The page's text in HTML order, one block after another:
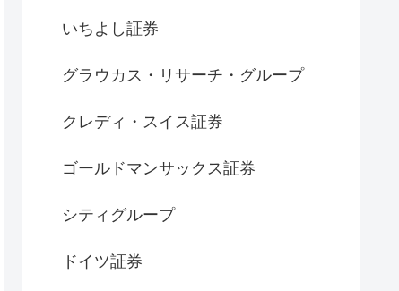
いちよし証券
グラウカス・リサーチ・グループ
クレディ・スイス証券
ゴールドマンサックス証券
シティグループ
ドイツ証券